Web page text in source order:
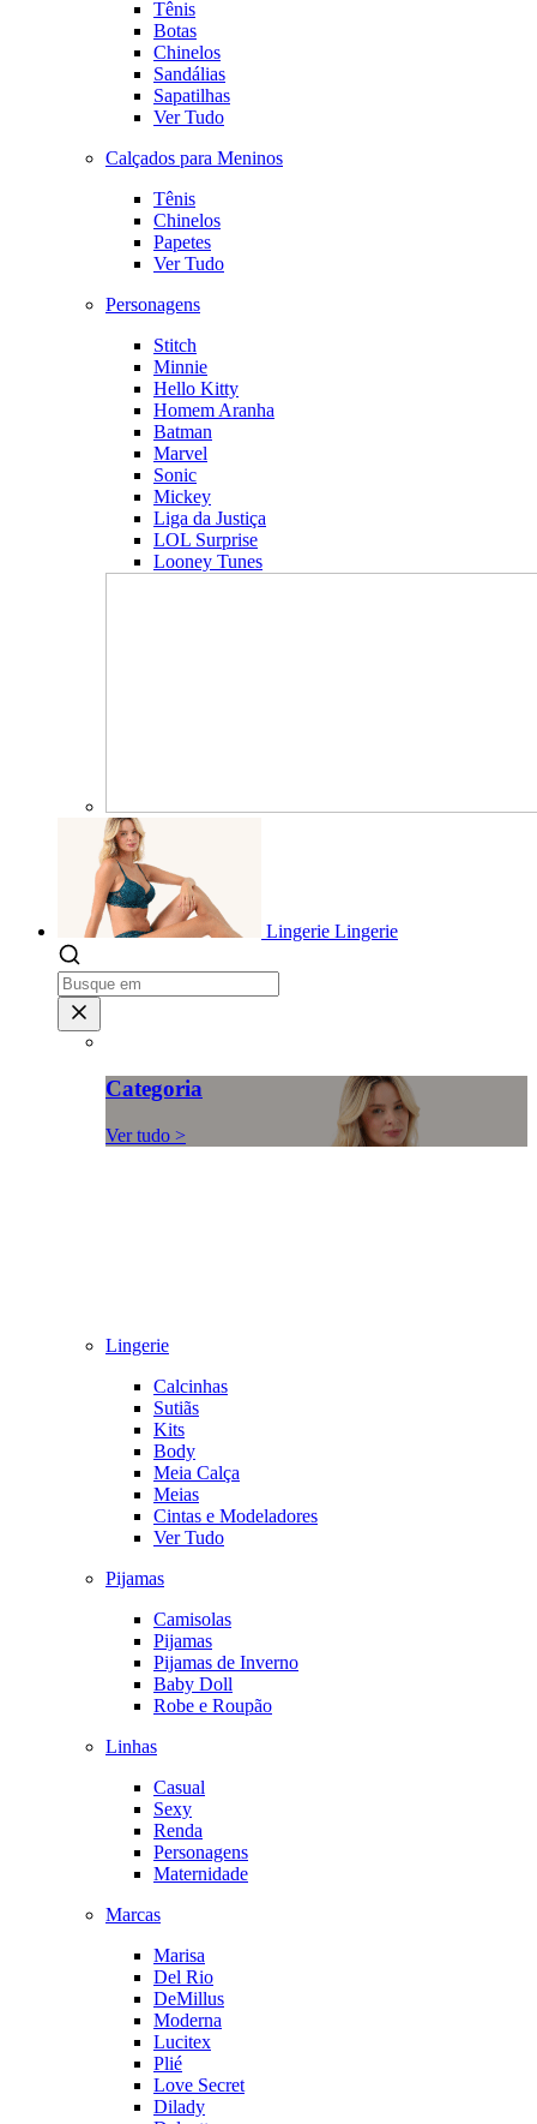
Tênis
Botas
Chinelos
Sandálias
Sapatilhas
Ver Tudo
Calçados para Meninos
Tênis
Chinelos
Papetes
Ver Tudo
Personagens
Stitch
Minnie
Hello Kitty
Homem Aranha
Batman
Marvel
Sonic
Mickey
Liga da Justiça
LOL Surprise
Looney Tunes
Lingerie Lingerie
Categoria
Ver tudo >
Lingerie
Calcinhas
Sutiãs
Kits
Body
Meia Calça
Meias
Cintas e Modeladores
Ver Tudo
Pijamas
Camisolas
Pijamas
Pijamas de Inverno
Baby Doll
Robe e Roupão
Linhas
Casual
Sexy
Renda
Personagens
Maternidade
Marcas
Marisa
Del Rio
DeMillus
Moderna
Lucitex
Plié
Love Secret
Dilady